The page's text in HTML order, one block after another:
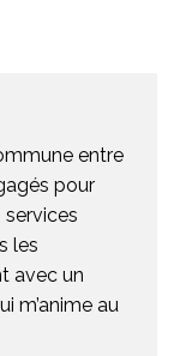
entre
pour
services
les
avec un
m’anime au